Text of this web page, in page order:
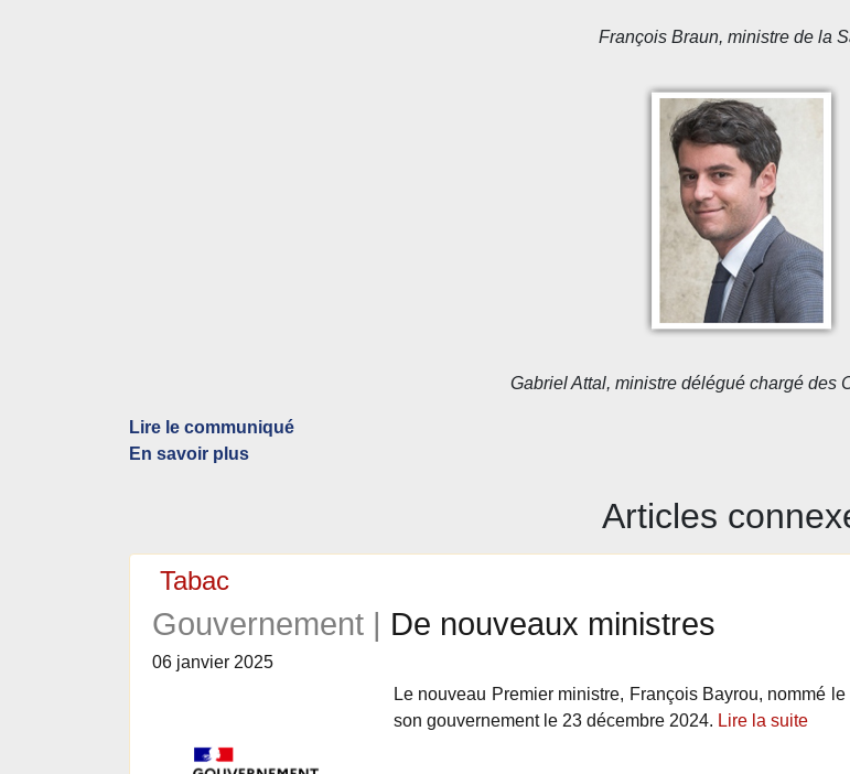
François Braun, ministre de la
Gabriel Attal, ministre délégué chargé des
Lire le communiqué
En savoir plus
Articles
Tabac
Gouvernement | De nouveaux ministres
06 janvier 2025
Le nouveau Premier ministre, François Bayrou, nommé
son gouvernement le 23 décembre 2024. Lire la suite